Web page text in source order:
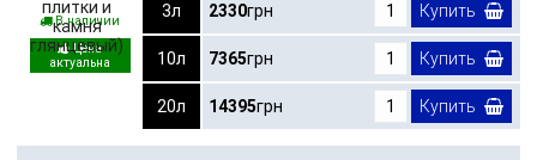
В наличии
3л 2330грн Купить
10л 7365грн Купить
20л 14395грн Купить